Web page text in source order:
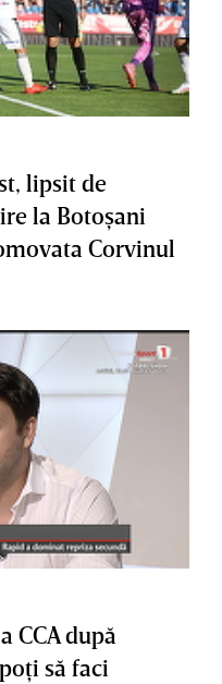
lipsit de
la Botoşani
Corvinul
CCA după
să faci